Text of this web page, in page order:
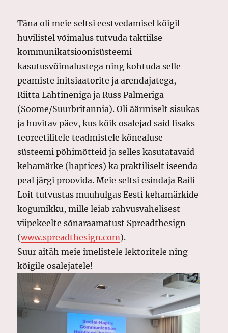
Täna oli meie seltsi eestvedamisel kõigil
huvilistel võimalus tutvuda taktiilse
kommunikatsioonisüsteemi
kasutusvõimalustega ning kohtuda selle
peamiste initsiaatorite ja arendajatega,
Riitta Lahtineniga ja Russ Palmeriga
(Soome/Suurbritannia). Oli äärmiselt sisukas
ja huvitav päev, kus kõik osalejad said lisaks
teoreetilitele teadmistele kõnealuse
süsteemi põhimõtteid ja selles kasutatavaid
kehamärke (haptices) ka praktiliselt iseenda
peal järgi proovida. Meie seltsi esindaja Raili
Loit tutvustas muuhulgas Eesti kehamärkide
kogumikku, mille leiab rahvusvahelisest
viipekeelte sõnaraamatust Spreadthesign
(www.spreadthesign.com).
Suur aitäh meie imelistele lektoritele ning
kõigile osalejatele!